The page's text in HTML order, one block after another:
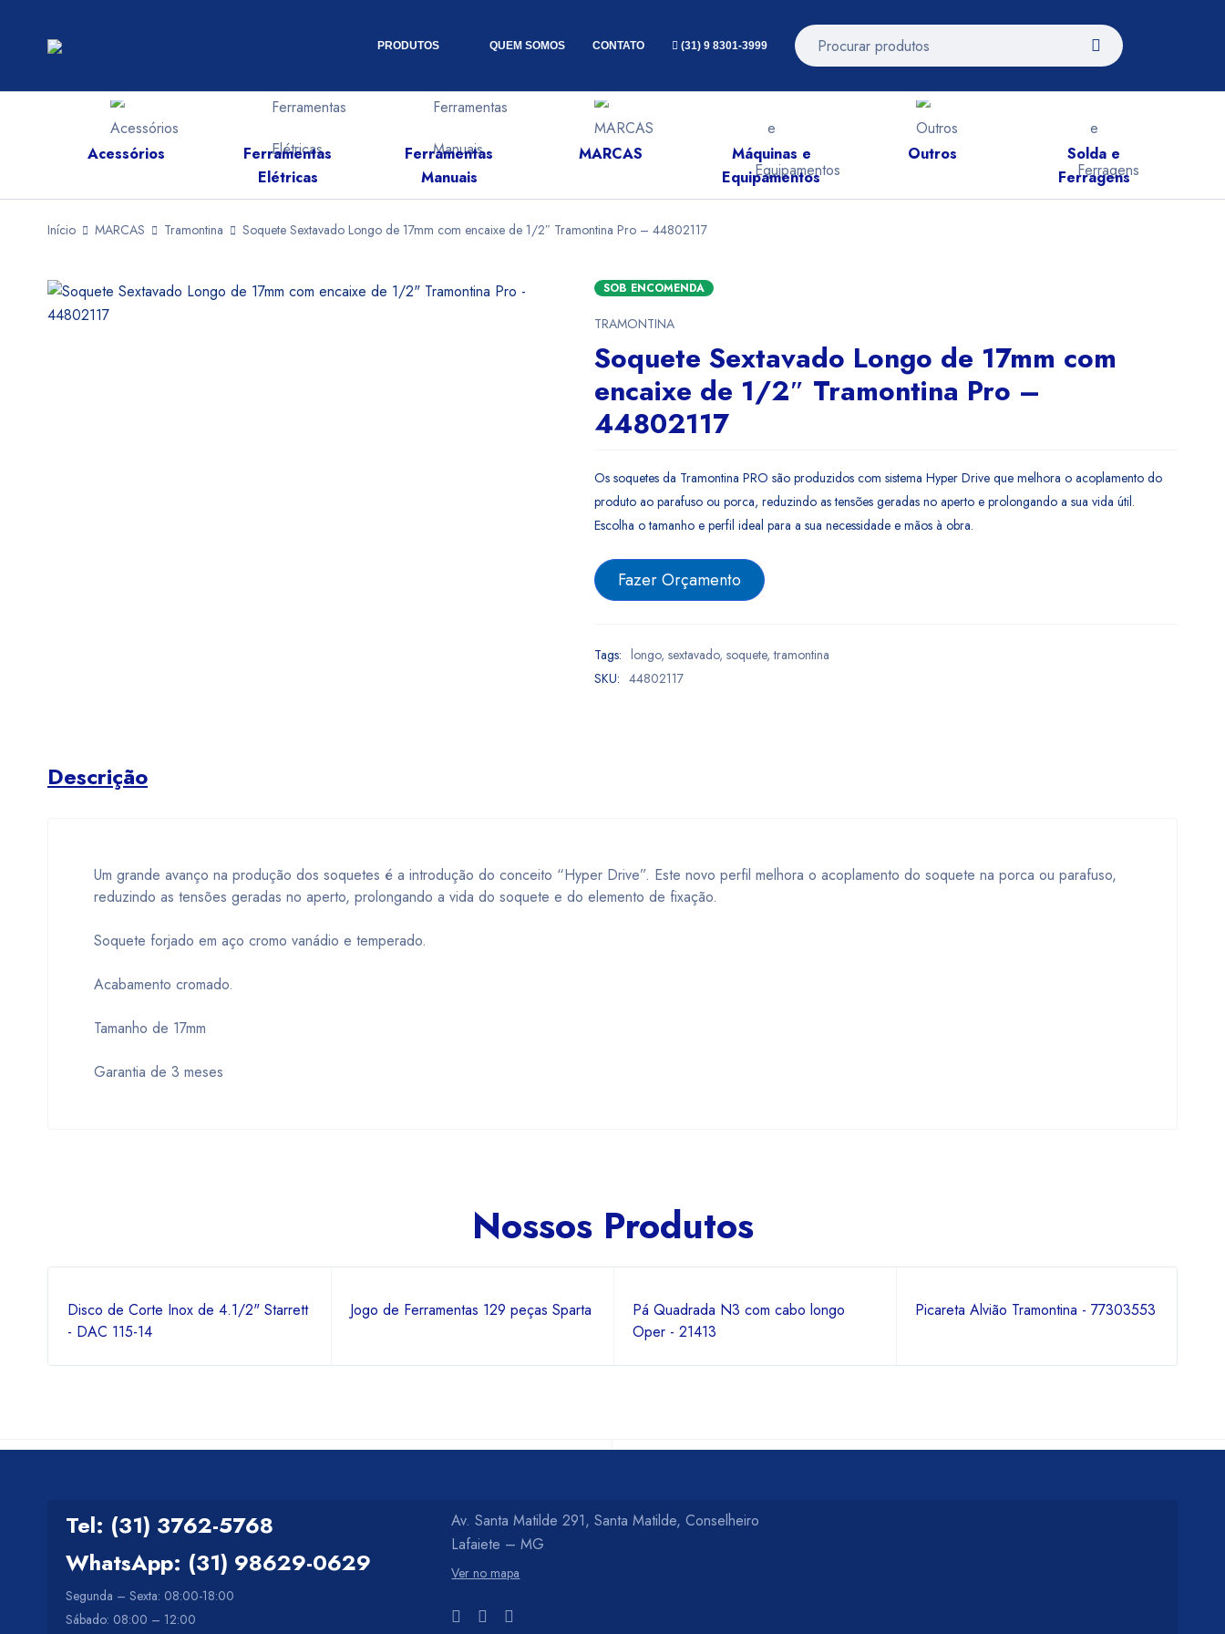
PRODUTOS QUEM SOMOS CONTATO (31) 9 8301-3999
Acessórios
Ferramentas
Elétricas
Ferramentas
Manuais
MARCAS
Máquinas e
Equipamentos
Outros
Solda e
Ferragens
Início MARCAS Tramontina Soquete Sextavado Longo de 17mm com encaixe de 1/2″ Tramontina Pro – 44802117
SOB ENCOMENDA
TRAMONTINA
Soquete Sextavado Longo de 17mm com
encaixe de 1/2″ Tramontina Pro –
44802117
Os soquetes da Tramontina PRO são produzidos com sistema Hyper Drive que melhora o acoplamento do
produto ao parafuso ou porca, reduzindo as tensões geradas no aperto e prolongando a sua vida útil.
Escolha o tamanho e perfil ideal para a sua necessidade e mãos à obra.
Fazer Orçamento
Tags: longo,sextavado,soquete,tramontina
SKU: 44802117
Descrição
Um grande avanço na produção dos soquetes é a introdução do conceito “Hyper Drive”. Este novo perfil melhora o acoplamento do soquete na porca ou parafuso,
reduzindo as tensões geradas no aperto, prolongando a vida do soquete e do elemento de fixação.
Soquete forjado em aço cromo vanádio e temperado.
Acabamento cromado.
Tamanho de 17mm
Garantia de 3 meses
Nossos Produtos
Disco de Corte Inox de 4.1/2" Starrett
- DAC 115-14
Jogo de Ferramentas 129 peças Sparta
Pá Quadrada N3 com cabo longo
Oper - 21413
Picareta Alvião Tramontina - 77303553
Tel: (31) 3762-5768
WhatsApp: (31) 98629-0629
Segunda – Sexta: 08:00-18:00
Sábado: 08:00 – 12:00
Av. Santa Matilde 291, Santa Matilde, Conselheiro
Lafaiete – MG
Ver no mapa